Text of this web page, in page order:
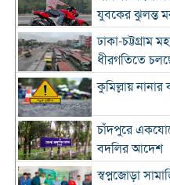
যুবকের ঝুলন্ত
ঢাকা-চট্টগ্রাম
ধীরগতিতে
কুমিল্লায়
চাঁদপুরে
বদলির আদেশ
স্বপ্নজোড়া